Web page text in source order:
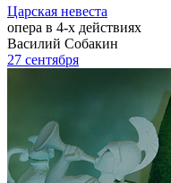
Царская невеста
опера в 4-х действиях
Василий Собакин
27 сентября